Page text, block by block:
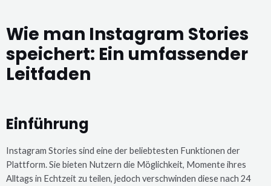
Wie man Instagram Stories
speichert: Ein umfassender
Leitfaden
Einführung
Instagram Stories sind eine der beliebtesten Funktionen der
Plattform. Sie bieten Nutzern die Möglichkeit, Momente ihres
Alltags in Echtzeit zu teilen, jedoch verschwinden diese nach 24